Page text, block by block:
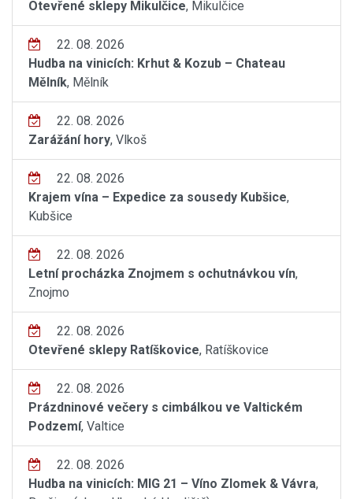
Otevřené sklepy Mikulčice, Mikulčice
22. 08. 2026
Hudba na vinicích: Krhut & Kozub – Chateau
Mělník, Mělník
22. 08. 2026
Zarážání hory, Vlkoš
22. 08. 2026
Krajem vína – Expedice za sousedy Kubšice,
Kubšice
22. 08. 2026
Letní procházka Znojmem s ochutnávkou vín,
Znojmo
22. 08. 2026
Otevřené sklepy Ratíškovice, Ratíškovice
22. 08. 2026
Prázdninové večery s cimbálkou ve Valtickém
Podzemí, Valtice
22. 08. 2026
Hudba na vinicích: MIG 21 – Víno Zlomek & Vávra,